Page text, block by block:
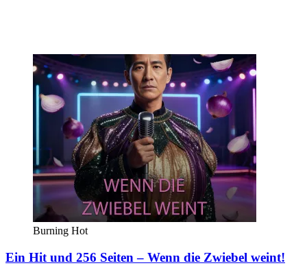
Burning Hot
Ein Hit und 256 Seiten – Wenn die Zwiebel weint!